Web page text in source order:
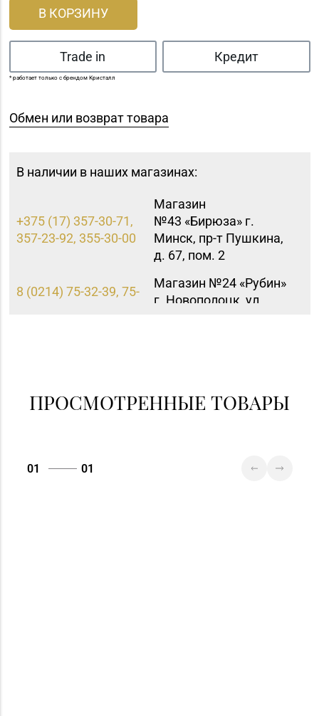
В КОРЗИНУ
Trade in Кредит
* работает только с брендом Кристалл
Обмен или возврат товара
В наличии в наших магазинах:
+375 (17) 357-30-71,
357-23-92, 355-30-00
Магазин
№43 «Бирюза» г.
Минск, пр-т Пушкина,
д. 67, пом. 2
8 (0214) 75-32-39, 75-
Магазин №24 «Рубин»
г. Новополоцк, ул.
ПРОСМОТРЕННЫЕ ТОВАРЫ
01 01